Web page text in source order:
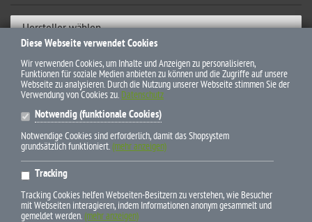
Hersteller wählen
ZAHLUNGSWEISEN
* Alle Preise inkl. gesetzl. Mehrwertsteuer zzgl. Versandkosten und
ggf. Nachnahmegebühren, wenn nicht anders beschrieben
Diese Webseite verwendet Cookies
Wir verwenden Cookies, um Inhalte und Anzeigen zu personalisieren,
Funktionen für soziale Medien anbieten zu können und die Zugriffe auf unsere
Webseite zu analysieren. Durch die Nutzung unserer Webseite stimmen Sie der
Verwendung von Cookies zu. Datenschutz
Notwendig (funktionale Cookies)
Notwendige Cookies sind erforderlich, damit das Shopsystem
grundsätzlich funktioniert.(mehr anzeigen)
Tracking
Tracking Cookies helfen Webseiten-Besitzern zu verstehen, wie Besucher
mit Webseiten interagieren, indem Informationen anonym gesammelt und
gemeldet werden.(mehr anzeigen)